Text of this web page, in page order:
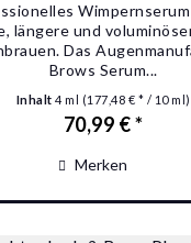
längere und
Das
Brows Serum...
Inhalt4 ml (177,48 € * / 10 ml)
70,99 € *
Merken